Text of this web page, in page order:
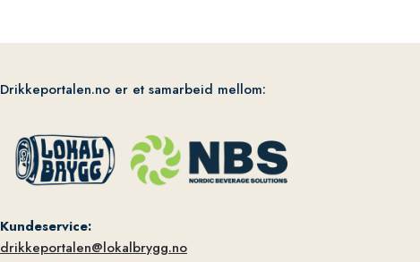
Drikkeportalen.no er et samarbeid mellom:
Kundeservice:
drikkeportalen@lokalbrygg.no